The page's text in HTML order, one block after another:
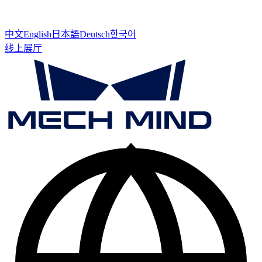
中文English 日本語Deutsch한국어
线上展厅